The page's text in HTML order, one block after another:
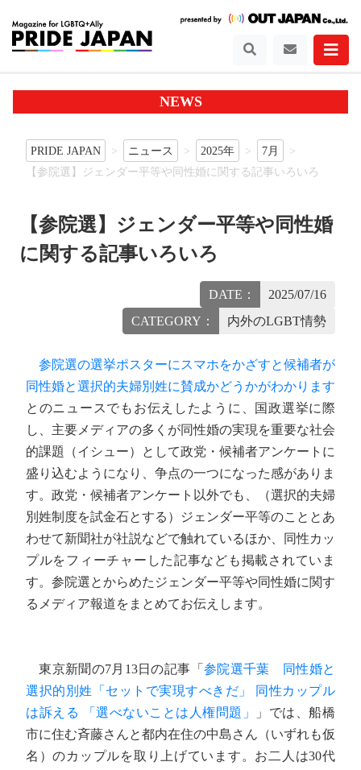
NEWS
PRIDE JAPAN ニュース 2025年
7月
【参院選】ジェンダー平等や同性婚に関する記事いろいろ
【参院選】ジェンダー平等や同性婚
に関する記事いろいろ
DATE：
2025/07/16
CATEGORY：
内外のLGBT情勢
参院選の選挙ポスターにスマホをかざすと候補者が
同性婚と選択的夫婦別姓に賛成かどうかがわかります
とのニュースでもお伝えしたように、国政選挙に際
し、主要メディアの多くが同性婚の実現を重要な社会
的課題（イシュー）として政党・候補者アンケートに
盛り込むようになり、争点の一つになった感がありま
す。政党・候補者アンケート以外でも、（選択的夫婦
別姓制度を試金石とする）ジェンダー平等のこととあ
わせて新聞社が社説などで触れているほか、同性カッ
プルをフィーチャーした記事なども掲載されていま
す。参院選とからめたジェンダー平等や同性婚に関す
るメディア報道をまとめてお伝えします。
東京新聞の7月13日の記事「 参院選千葉 同性婚と
選択的別姓「セットで実現すべきだ」 同性カップル
は訴える 「選べないことは人権問題」
」では、船橋
市に住む斉藤さんと都内在住の中島さん（いずれも仮
名）のカップルを取り上げています。お二人は30代